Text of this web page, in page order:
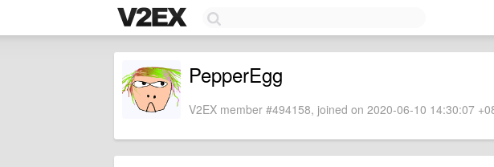
PepperEgg
V2EX member #494158, joined on 2020-06-10 14:30:07